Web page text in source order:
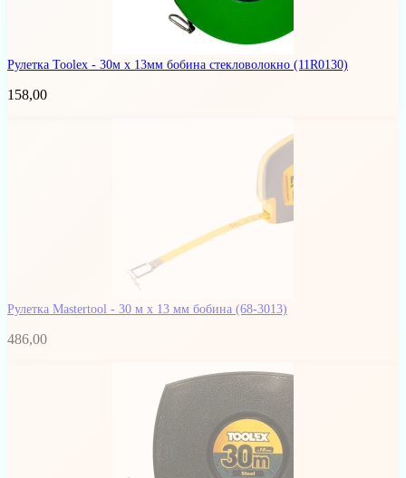
Рулетка Toolex - 30м x 13мм бобина стекловолокно (11R0130)
158,00
Рулетка Mastertool - 30 м х 13 мм бобина (68-3013)
486,00